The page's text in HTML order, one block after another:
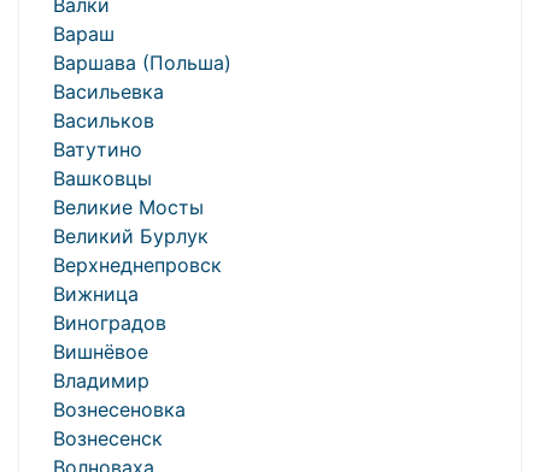
Валки
Вараш
Варшава (Польша)
Васильевка
Васильков
Ватутино
Вашковцы
Великие Мосты
Великий Бурлук
Верхнеднепровск
Вижница
Виноградов
Вишнёвое
Владимир
Вознесеновка
Вознесенск
Волноваха